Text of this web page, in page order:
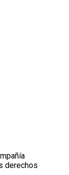
derechos